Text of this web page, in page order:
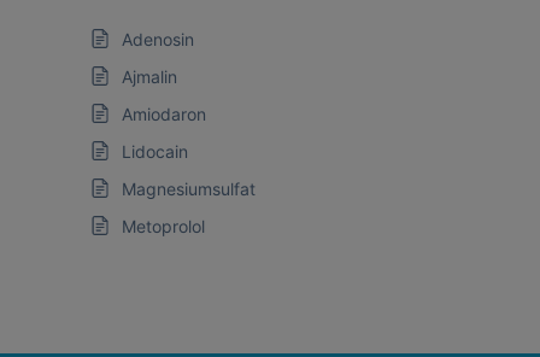
Adenosin
Ajmalin
Amiodaron
Lidocain
Magnesiumsulfat
Metoprolol